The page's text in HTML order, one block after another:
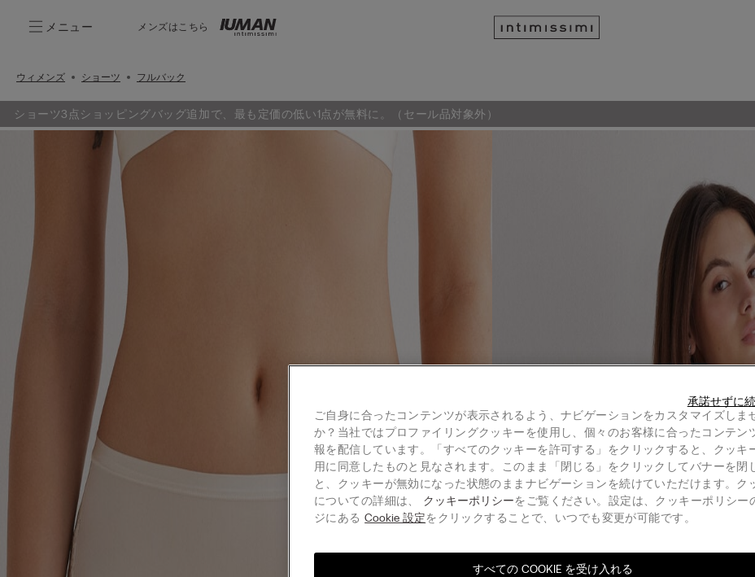
メニュー メンズはこちら
ウィメンズ ショーツ フルバック
ショーツ3点ショッピングバッグ追加で、最も定価の低い1点が無料に。（セール品対象外）
ご自身に合ったコンテンツが表示されるよう、ナビゲーションをカスタマイズしま
か？当社ではプロファイリングクッキーを使用し、個々のお客様に合ったコンテン
報を配信しています。「すべてのクッキーを許可する」をクリックすると、クッキ
用に同意したものと見なされます。このまま「閉じる」をクリックしてバナーを閉
と、クッキーが無効になった状態のままナビゲーションを続けていただけます。ク
についての詳細は、 クッキーポリシーをご覧ください。設定は、クッキーポリシー
ジにあるCookie 設定をクリックすることで、いつでも変更が可能です。
すべての COOKIE を受け入れる
承諾せずに